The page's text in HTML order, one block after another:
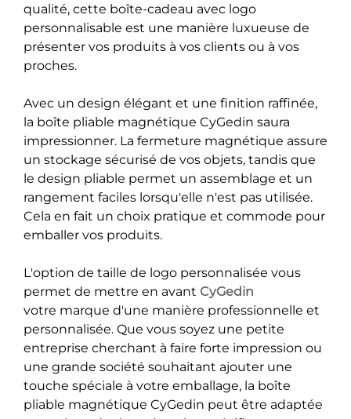
qualité, cette boîte-cadeau avec logo
personnalisable est une manière luxueuse de
présenter vos produits à vos clients ou à vos
proches.
Avec un design élégant et une finition raffinée,
la boîte pliable magnétique CyGedin saura
impressionner. La fermeture magnétique assure
un stockage sécurisé de vos objets, tandis que
le design pliable permet un assemblage et un
rangement faciles lorsqu'elle n'est pas utilisée.
Cela en fait un choix pratique et commode pour
emballer vos produits.
L'option de taille de logo personnalisée vous
permet de mettre en avant CyGedin
votre marque d'une manière professionnelle et
personnalisée. Que vous soyez une petite
entreprise cherchant à faire forte impression ou
une grande société souhaitant ajouter une
touche spéciale à votre emballage, la boîte
pliable magnétique CyGedin peut être adaptée